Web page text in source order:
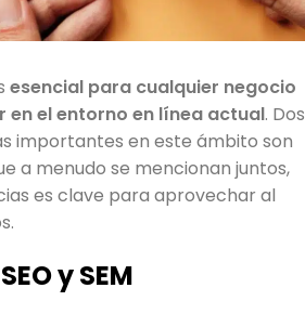
esencial para cualquier negocio
en el entorno en línea actual. Dos
importantes en este ámbito son
a menudo se mencionan juntos,
es clave para aprovechar al
y SEM